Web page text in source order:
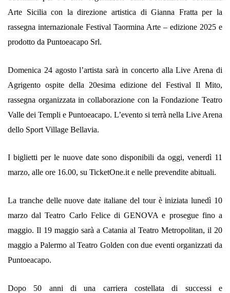
Arte Sicilia con la direzione artistica di Gianna Fratta per la
rassegna internazionale Festival Taormina Arte – edizione 2025 e
prodotto da Puntoeacapo Srl.
Domenica 24 agosto l’artista sarà in concerto alla Live Arena di
Agrigento ospite della 20esima edizione del Festival Il Mito,
rassegna organizzata in collaborazione con la Fondazione Teatro
Valle dei Templi e Puntoeacapo. L’evento si terrà nella Live Arena
dello Sport Village Bellavia.
I biglietti per le nuove date sono disponibili da oggi, venerdì 11
marzo, alle ore 16.00, su TicketOne.it e nelle prevendite abituali.
La tranche delle nuove date italiane del tour è iniziata lunedì 10
marzo dal Teatro Carlo Felice di GENOVA e prosegue fino a
maggio. Il 19 maggio sarà a Catania al Teatro Metropolitan, il 20
maggio a Palermo al Teatro Golden con due eventi organizzati da
Puntoeacapo.
Dopo 50 anni di una carriera costellata di successi e